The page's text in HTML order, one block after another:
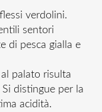
verdolini.
sentori
di pesca gialla e
palato risulta
distingue per la
acidità.